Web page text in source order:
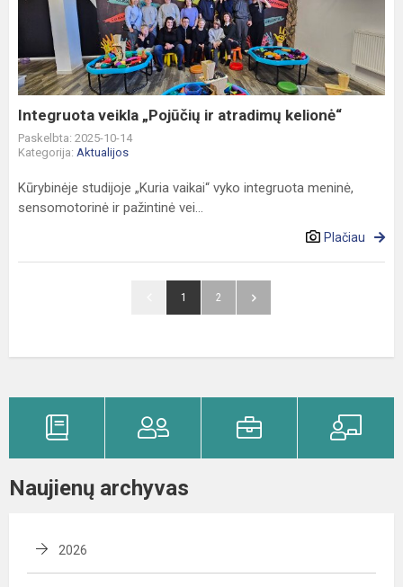
„Pojūčių
atradimų
kelionė“
Integruota veikla „Pojūčių ir atradimų kelionė“
Paskelbta: 2025-10-14
Kategorija: Aktualijos
Kūrybinėje studijoje „Kuria vaikai“ vyko integruota meninė,
sensomotorinė ir pažintinė vei...
Plačiau
1 2
Naujienų archyvas
2026